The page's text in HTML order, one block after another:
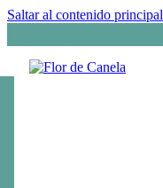
Saltar al contenido principal